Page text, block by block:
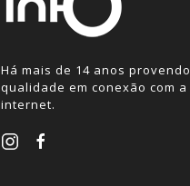
Há mais de 14 anos provendo
qualidade em conexão com a
internet.